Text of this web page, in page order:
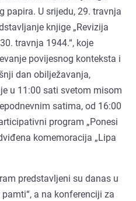
papira. U srijedu, 29. travnja
knjige „Revizija
travnja 1944.“, koje
povijesnog konteksta i
dan obilježavanja,
u 11:00 sati svetom misom
satima, od 16:00
program „Ponesi
komemoracija „Lipa
predstavljeni su danas u
a na konferenciji za